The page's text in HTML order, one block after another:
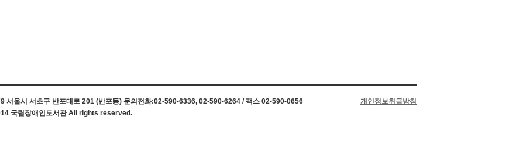
개인정보취급방침
서울시 서초구 반포대로 201 (반포동) 문의전화:02-590-6336, 02-590-6264 / 팩스 02-590-0656
국립장애인도서관 All rights reserved.